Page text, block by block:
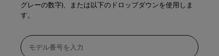
グレーの数字)、または以下のドロップダウンを使用しま
す。